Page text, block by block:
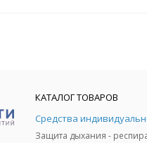
КАТАЛОГ ТОВАРОВ